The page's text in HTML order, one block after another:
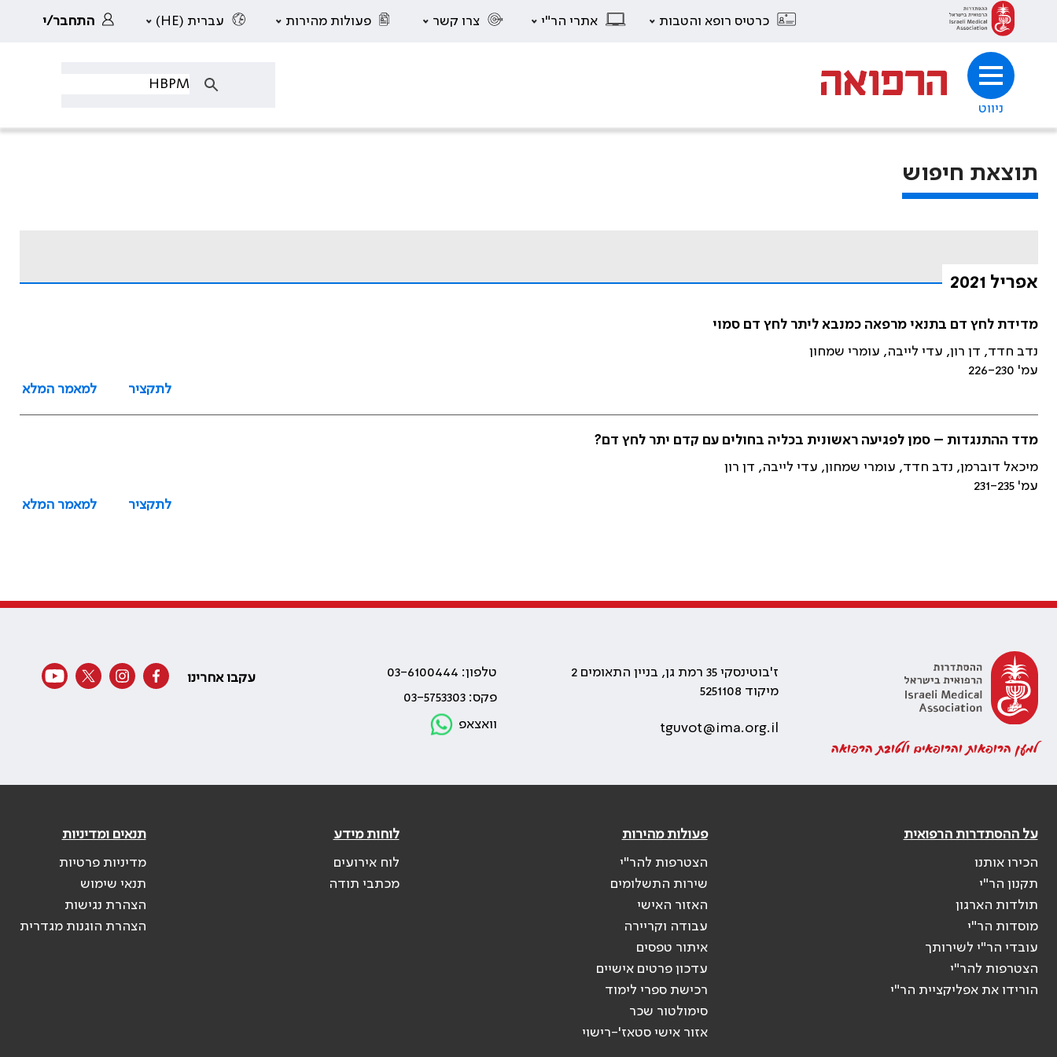
כרטיס רופא והטבות אתרי הר"י צרו קשר פעולות מהירות עברית (HE) התחבר/י
ניווט
תוצאת חיפוש
אפריל 2021
מדידת לחץ דם בתנאי מרפאה כמנבא ליתר לחץ דם סמוי
נדב חדד, דן רון, עדי לייבה, עומרי שמחון
עמ' 226-230
לתקציר
למאמר המלא
מדד ההתנגדות – סמן לפגיעה ראשונית בכליה בחולים עם קדם יתר לחץ דם?
מיכאל דוברמן, נדב חדד, עומרי שמחון, עדי לייבה, דן רון
עמ' 231-235
לתקציר
למאמר המלא
למען הרופאות והרופאים ולטובת הרפואה
ז'בוטינסקי 35 רמת גן, בניין התאומים 2
מיקוד 5251108
tguvot@ima.org.il
טלפון: 03-6100444
פקס: 03-5753303
וואצאפ
עקבו אחרינו
על ההסתדרות הרפואית
הכירו אותנו
תקנון הר"י
תולדות הארגון
מוסדות הר"י
עובדי הר"י לשירותך
הצטרפות להר"י
הורידו את אפליקציית הר"י
פעולות מהירות
הצטרפות להר"י
שירות התשלומים
האזור האישי
עבודה וקריירה
איתור טפסים
עדכון פרטים אישיים
רכישת ספרי לימוד
סימולטור שכר
אזור אישי סטאז'-רישוי
לוחות מידע
לוח אירועים
מכתבי תודה
תנאים ומדיניות
מדיניות פרטיות
תנאי שימוש
הצהרת נגישות
הצהרת הוגנות מגדרית